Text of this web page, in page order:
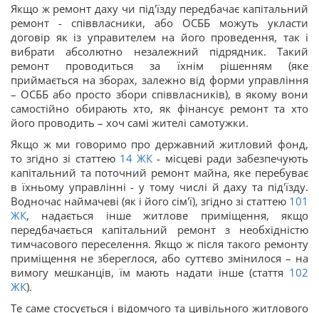
Якщо ж ремонт даху чи під'їзду передбачає капітальний
ремонт - співвласники, або ОСББ можуть укласти
договір як із управителем на його проведення, так і
вибрати абсолютно незалежний підрядник. Такий
ремонт проводиться за їхнім рішенням (яке
приймається на зборах, залежно від форми управління
– ОСББ або просто збори співвласників), в якому вони
самостійно обирають хто, як фінансує ремонт та хто
його проводить – хоч самі жителі самотужки.
Якщо ж ми говоримо про державний житловий фонд,
то згідно зі статтею14ЖК - місцеві ради забезпечують
капітальний та поточний ремонт майна, яке перебуває
в їхньому управлінні - у тому числі й даху та під'їзду.
Водночас наймачеві (як і його сім'ї), згідно зі статтею 101
ЖК, надається інше житлове приміщення, якщо
передбачається капітальний ремонт з необхідністю
тимчасового переселення. Якщо ж після такого ремонту
приміщення не збереглося, або суттєво змінилося – на
вимогу мешканців, їм мають надати інше (стаття 102
ЖК).
Те саме стосується і відомчого та цивільного житлового